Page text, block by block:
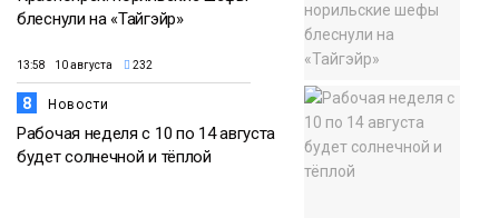
блеснули на «Тайгэйр»
13:58 10 августа 232
8 Новости
Рабочая неделя с 10 по 14 августа
будет солнечной и тёплой